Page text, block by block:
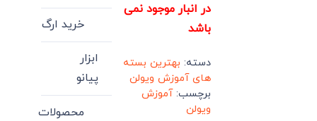
در انبار موجود نمی
باشد
دسته: بهترین بسته
های آموزش ویولن
برچسب:آموزش
ویولن
خرید ارگ
ابزار
پیانو
محصولات